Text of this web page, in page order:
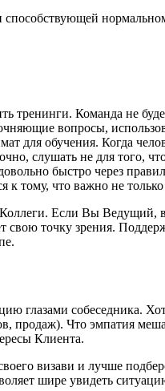
Команда не
вопросы,
для обучения. Когда
слушать не для того,
быстро через
к тому, что важно не только
Если Вы Ведущий,
точку зрения.
глазами собеседника.
продаж). Что эмпатия
Клиента.
визави и лучше
шире увидеть